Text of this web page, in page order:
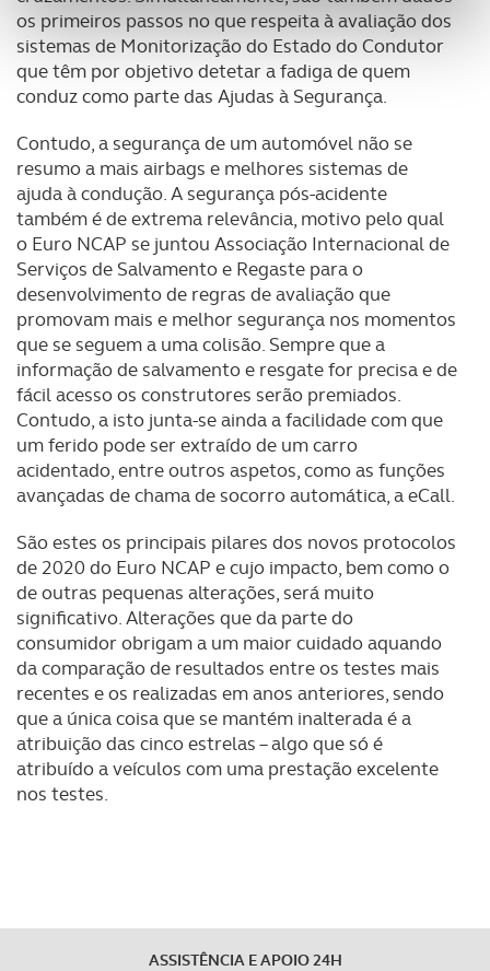
personalizar conteúdos e anúncios, para lhe proporcionar
funcionalidades de redes sociais, bem como para
analisar dados de navegação no nosso website.
utilização do nosso site de publicidade e de análise, com
parceiros e organizações na UE e em países terceiros.
O ACP garantirá que as transferências internacionais de
dados pessoais serão realizadas apenas com o seu
consentimento e quando tal se afigure estritamente
necessário no contexto dos serviços a prestar.
Realçamos que o bloqueio de certo tipo de Cookies e
tecnologias similares pode ter impacto na sua
experiência de navegação no Website e nos serviços
disponibilizados.
Consulte a política de cookies do site.
os primeiros passos no que respeita à avaliação dos
sistemas de Monitorização do Estado do Condutor
que têm por objetivo detetar a fadiga de quem
conduz como parte das Ajudas à Segurança.
Contudo, a segurança de um automóvel não se
resumo a mais airbags e melhores sistemas de
ajuda à condução. A segurança pós-acidente
também é de extrema relevância, motivo pelo qual
o Euro NCAP se juntou Associação Internacional de
Serviços de Salvamento e Regaste para o
desenvolvimento de regras de avaliação que
promovam mais e melhor segurança nos momentos
que se seguem a uma colisão. Sempre que a
informação de salvamento e resgate for precisa e de
fácil acesso os construtores serão premiados.
Contudo, a isto junta-se ainda a facilidade com que
um ferido pode ser extraído de um carro
acidentado, entre outros aspetos, como as funções
avançadas de chama de socorro automática, a eCall.
São estes os principais pilares dos novos protocolos
de 2020 do Euro NCAP e cujo impacto, bem como o
de outras pequenas alterações, será muito
significativo. Alterações que da parte do
consumidor obrigam a um maior cuidado aquando
da comparação de resultados entre os testes mais
recentes e os realizadas em anos anteriores, sendo
que a única coisa que se mantém inalterada é a
atribuição das cinco estrelas – algo que só é
atribuído a veículos com uma prestação excelente
nos testes.
ASSISTÊNCIA E APOIO 24H